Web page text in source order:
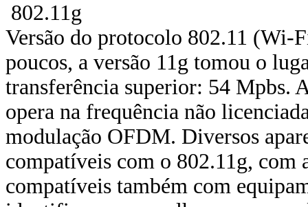
802.11g
Versão do protocolo 802.11 (Wi-
poucos, a versão 11g tomou o
transferência superior: 54 Mpbs.
opera na frequência não
modulação OFDM. Diversos
compatíveis com o 802.11g, com
compatíveis também com